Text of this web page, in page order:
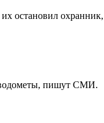
остановил
пишут СМИ.